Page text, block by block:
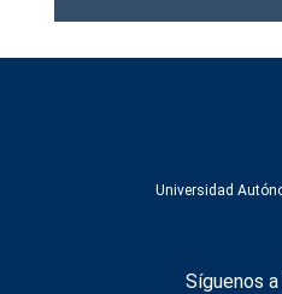
Universidad
Síguenos a